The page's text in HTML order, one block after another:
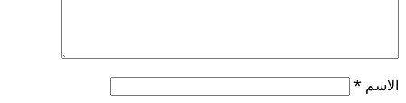
الاسم *